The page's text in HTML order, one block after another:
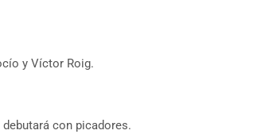
y Víctor Roig.
con picadores.